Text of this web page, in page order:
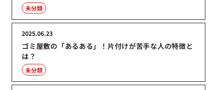
未分類
ゴミ屋敷の「あるある」！片付けが苦手な人の特徴と
は？
2025.06.23
未分類